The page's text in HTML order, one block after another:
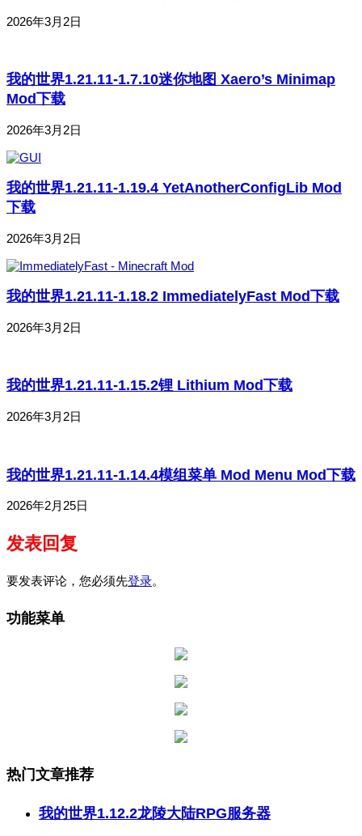
2026年3月2日
我的世界1.21.11-1.7.10迷你地图 Xaero’s Minimap
Mod下载
2026年3月2日
我的世界1.21.11-1.19.4 YetAnotherConfigLib Mod
下载
2026年3月2日
我的世界1.21.11-1.18.2 ImmediatelyFast Mod下载
2026年3月2日
我的世界1.21.11-1.15.2锂 Lithium Mod下载
2026年3月2日
我的世界1.21.11-1.14.4模组菜单 Mod Menu Mod下载
2026年2月25日
发表回复
要发表评论，您必须先登录。
功能菜单
热门文章推荐
我的世界1.12.2龙陵大陆RPG服务器